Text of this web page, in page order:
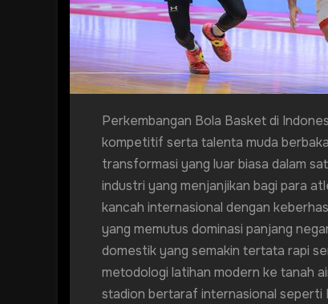
Perkembangan Bola Basket di
kompetitif serta talenta muda
transformasi yang luar biasa dalam
industri yang menjanjikan bagi para
kancah internasional dengan
yang memutus dominasi panjang
domestik yang semakin tertata rapi
metodologi latihan modern ke tanah
stadion bertaraf internasional seperti